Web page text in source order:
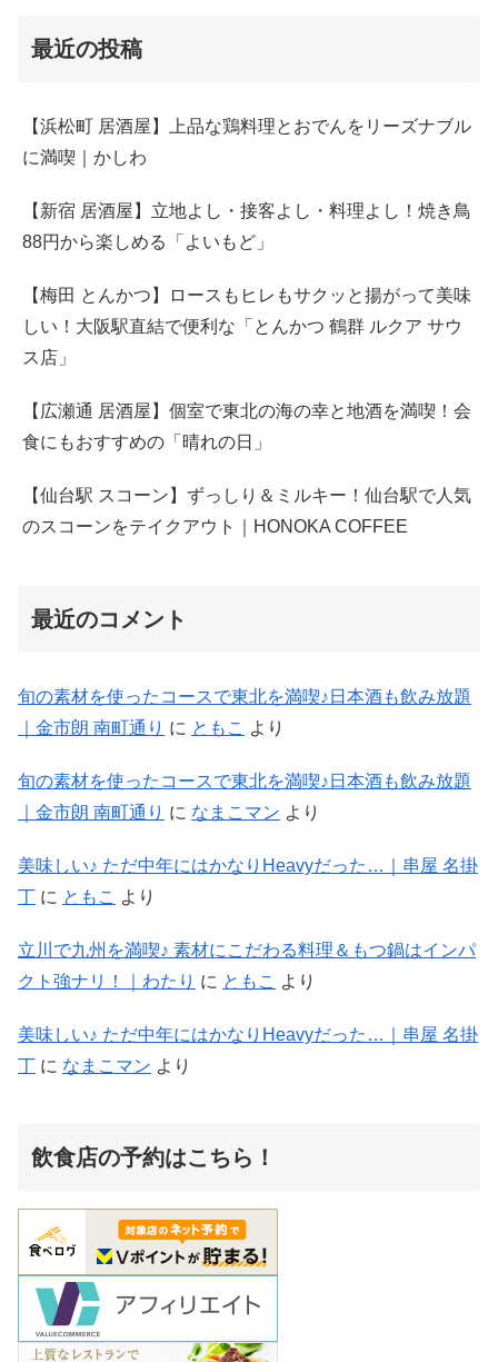
最近の投稿
【浜松町 居酒屋】上品な鶏料理とおでんをリーズナブル
に満喫｜かしわ
【新宿 居酒屋】立地よし・接客よし・料理よし！焼き鳥
88円から楽しめる「よいもど」
【梅田 とんかつ】ロースもヒレもサクッと揚がって美味
しい！大阪駅直結で便利な「とんかつ 鶴群 ルクア サウ
ス店」
【広瀬通 居酒屋】個室で東北の海の幸と地酒を満喫！会
食にもおすすめの「晴れの日」
【仙台駅 スコーン】ずっしり＆ミルキー！仙台駅で人気
のスコーンをテイクアウト｜HONOKA COFFEE
最近のコメント
旬の素材を使ったコースで東北を満喫♪日本酒も飲み放題
｜金市朗 南町通り に ともこ より
旬の素材を使ったコースで東北を満喫♪日本酒も飲み放題
｜金市朗 南町通り に なまこマン より
美味しい♪ ただ中年にはかなりHeavyだった…｜串屋 名掛
丁 に ともこ より
立川で九州を満喫♪ 素材にこだわる料理＆もつ鍋はインパ
クト強ナリ！｜わたり に ともこ より
美味しい♪ ただ中年にはかなりHeavyだった…｜串屋 名掛
丁 に なまこマン より
飲食店の予約はこちら！